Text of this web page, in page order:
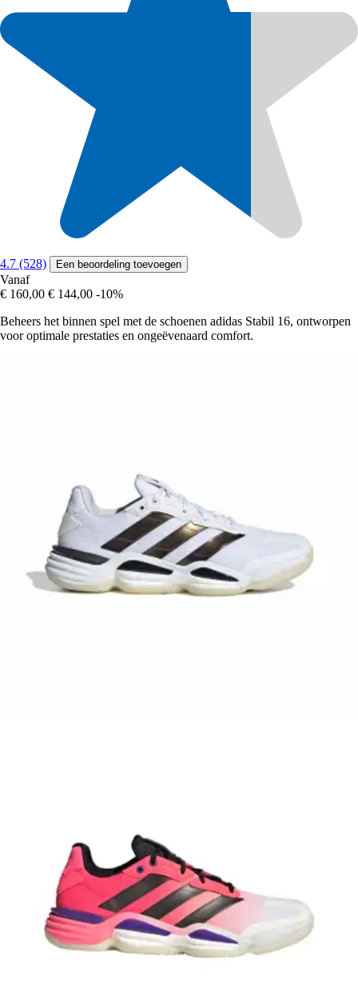
4.7 (528) Een beoordeling toevoegen
Vanaf
€ 160,00 € 144,00 -10%
Beheers het binnen spel met de schoenen adidas Stabil 16, ontworpen
voor optimale prestaties en ongeëvenaard comfort.